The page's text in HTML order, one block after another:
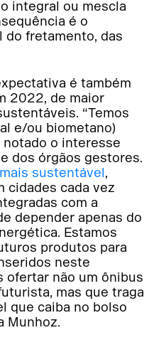
integral ou mescla
é o
do fretamento, das
é também
2022, de maior
“Temos
e/ou biometano)
notado o interesse
dos órgãos gestores.
sustentável,
cidades cada vez
com a
depender apenas do
Estamos
produtos para
neste
ofertar não um ônibus
mas que traga
que caiba no bolso
Munhoz.